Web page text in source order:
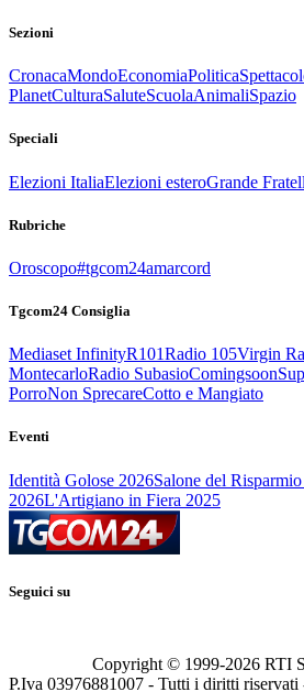
Sezioni
CronacaMondoEconomiaPolitica
PlanetCulturaSaluteScuolaAnimaliSpazio
Speciali
Elezioni ItaliaElezioni esteroGrande
Rubriche
Oroscopo#tgcom24amarcord
Tgcom24 Consiglia
Mediaset InfinityR101Radio 105Virgin
MontecarloRadio SubasioComingsoon
PorroNon SprecareCotto e Mangiato
Eventi
Identità Golose 2026Salone del
2026L'Artigiano in Fiera 2025
Seguici su
Copyright © 1999-2026 RTI
P.Iva 03976881007 - Tutti i diritti riservati